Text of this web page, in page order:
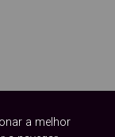
a melhor